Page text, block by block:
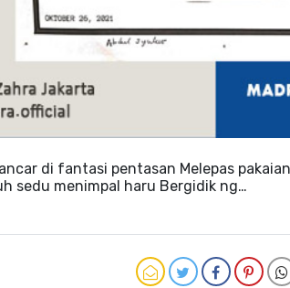
di fantasi pentasan Melepas
sedu menimpal haru Bergidik ng…